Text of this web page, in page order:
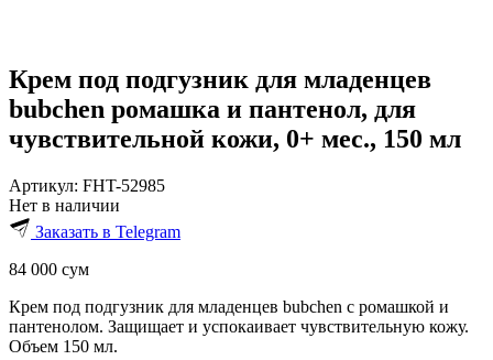
Крем под подгузник для младенцев
bubchen ромашка и пантенол, для
чувствительной кожи, 0+ мес., 150 мл
Артикул: FHT-52985
Нет в наличии
Заказать в Telegram
84 000 сум
Крем под подгузник для младенцев bubchen с ромашкой и
пантенолом. Защищает и успокаивает чувствительную кожу.
Объем 150 мл.